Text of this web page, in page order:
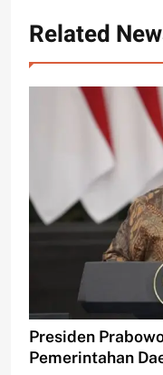
Related
Presiden
Pemerintahan